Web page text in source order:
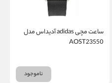
ساعت مچی adidas آدیداس مدل
AOST23550
ناموجود